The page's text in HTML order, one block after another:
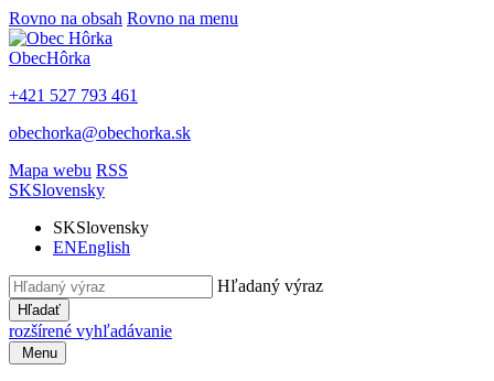
Rovno na obsah Rovno na menu
ObecHôrka
+421 527 793 461
obechorka@obechorka.sk
Mapa webu RSS
SKSlovensky
SKSlovensky
ENEnglish
Hľadaný výraz
Hľadať
rozšírené vyhľadávanie
Menu